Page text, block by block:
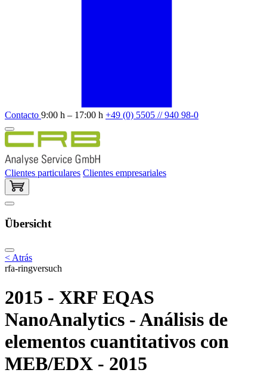
Contacto 9:00 h – 17:00 h +49 (0) 5505 // 940 98-0
Clientes particulares Clientes empresariales
Übersicht
< Atrás
rfa-ringversuch
2015 - XRF EQAS
NanoAnalytics - Análisis de
elementos cuantitativos con
MEB/EDX - 2015